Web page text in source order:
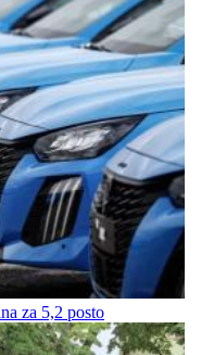
za 5,2 posto